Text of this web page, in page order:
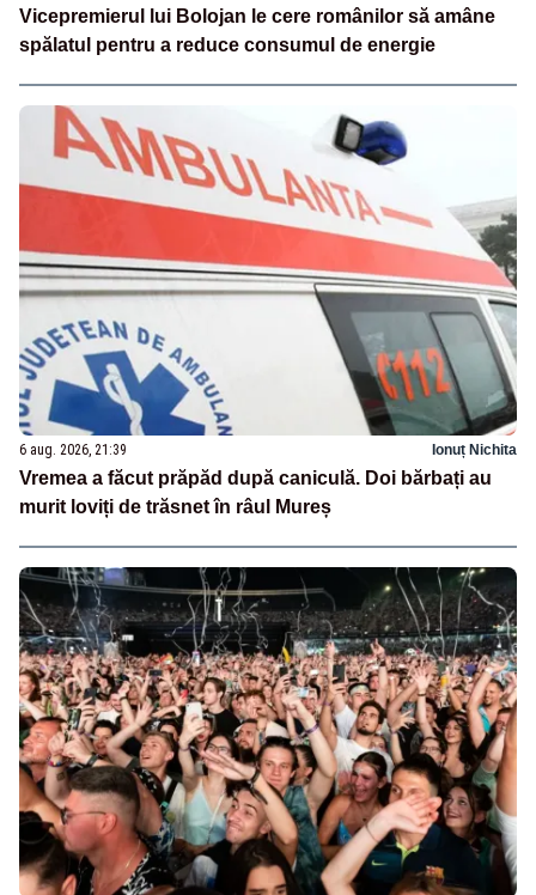
Vicepremierul lui Bolojan le cere românilor să amâne
spălatul pentru a reduce consumul de energie
6 aug. 2026, 21:39 Ionuț Nichita
Vremea a făcut prăpăd după caniculă. Doi bărbați au
murit loviți de trăsnet în râul Mureș